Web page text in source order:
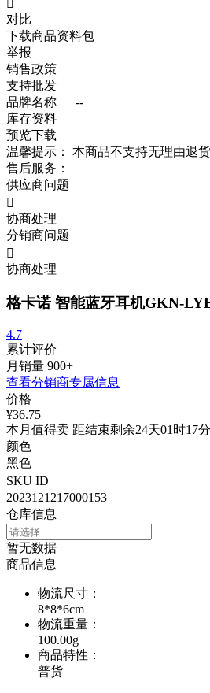
对比
下载商品资料包
举报
销售政策
支持批发
品牌名称
--
库存资料
预览下载
温馨提示：
本商品不支持无理由退货
售后服务：
供应商问题

协商处理
分销商问题

协商处理
格卡诺 智能蓝牙耳机GKN-
4.7
累计评价
月销量 900+
查看分销商专属信息
价格
¥36.75
本月值得卖 距结束剩余24天01时17
颜色
黑色
SKU ID
2023121217000153
仓库信息
暂无数据
商品信息
物流尺寸 ：
8*8*6cm
物流重量 ：
100.00g
商品特性 ：
普货